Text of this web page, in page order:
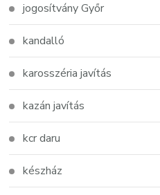
jogosítvány Győr
kandalló
karosszéria javítás
kazán javítás
kcr daru
készház